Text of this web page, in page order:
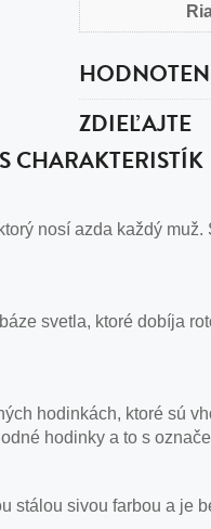
ZDIEĽAJTE
CHARAKTERISTÍK
nosí azda každý
svetla, ktoré dobíja
hodinkách, ktoré sú
hodinky a to s
sivou farbou a je